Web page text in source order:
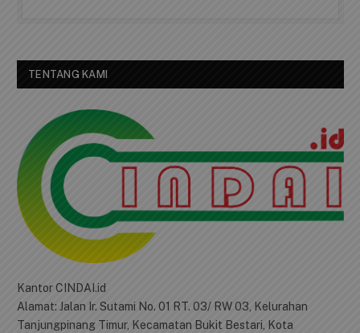
TENTANG KAMI
Kantor CINDAI.id
Alamat: Jalan Ir. Sutami No. 01 RT. 03/ RW 03, Kelurahan
Tanjungpinang Timur, Kecamatan Bukit Bestari, Kota